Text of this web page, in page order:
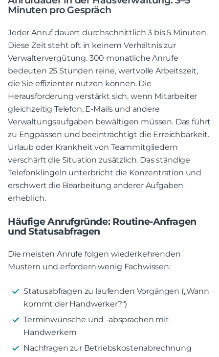
Minuten pro Gespräch
Jeder Anruf dauert durchschnittlich 3 bis 5 Minuten.
Diese Zeit steht oft in keinem Verhältnis zur
Verwaltervergütung. 300 monatliche Anrufe
bedeuten 25 Stunden reine, wertvolle Arbeitszeit,
die Sie effizienter nutzen können. Die
Herausforderung verstärkt sich, wenn Mitarbeiter
gleichzeitig Telefon, E-Mails und andere
Verwaltungsaufgaben bewältigen müssen. Das führt
zu Engpässen und beeinträchtigt die Erreichbarkeit.
Urlaub oder Krankheit von Teammitgliedern
verschärft die Situation zusätzlich. Das ständige
Telefonklingeln unterbricht die Konzentration und
erschwert die Bearbeitung anderer Aufgaben
erheblich.
Häufige Anrufgründe: Routine-Anfragen
und Statusabfragen
Die meisten Anrufe folgen wiederkehrenden
Mustern und erfordern wenig Fachwissen:
Statusabfragen zu laufenden Vorgängen („Wann
kommt der Handwerker?“)
Terminwünsche und -absprachen mit
Handwerkern
Nachfragen zur Betriebskostenabrechnung